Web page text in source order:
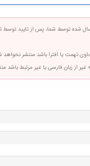
شده توسط شما، پس از تایید
تهمت یا افترا باشد منتشر نخواهد
غیر از زبان فارسی یا غیر مرتبط باشد